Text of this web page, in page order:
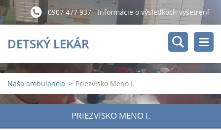
0907 477 937 - Informácie o výsledkoch vyšetrení
po 11:00 hod.
DETSKÝ LEKÁR
Naša ambulancia > Priezvisko Meno I.
PRIEZVISKO MENO I.